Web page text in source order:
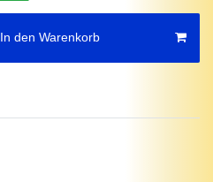
In den Warenkorb